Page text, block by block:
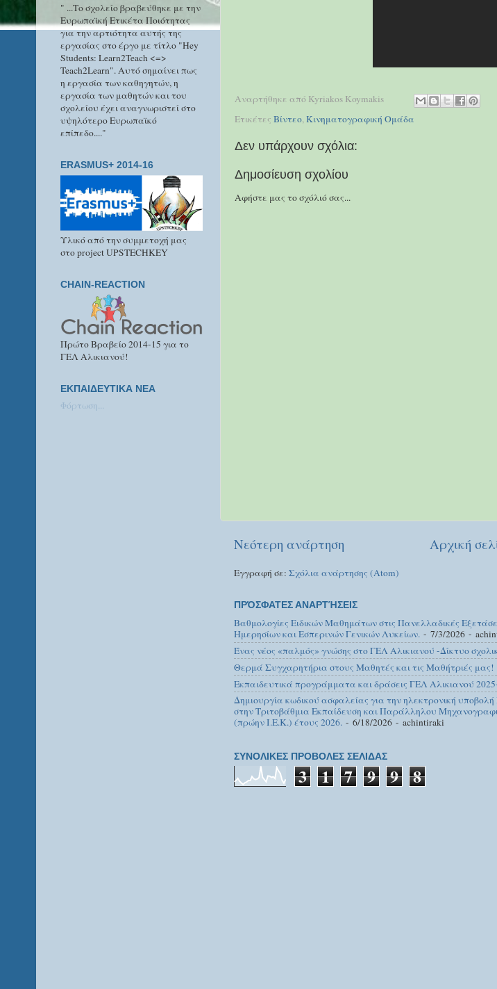
Αναρτήθηκε από Kyriakos Koymakis
Ετικέτες Βίντεο Κινηματογραφική Ομάδα
Δεν υπάρχουν σχόλια:
Δημοσίευση σχολίου
Αφήστε μας το σχόλιό σας...
Νεότερη ανάρτηση Αρχική
Εγγραφή σε: Σχόλια ανάρτησης (Atom)
ΠΡΌΣΦΑΤΕΣ ΑΝΑΡΤΉΣΕΙΣ
Βαθμολογίες Ειδικών Μαθημάτων στις Πανελλαδικές
Ημερησίων και Εσπερινών Γενικών Λυκείων. - 7/3/2026 -
Ένας νέος «παλμός» γνώσης στο ΓΕΛ Αλικιανού -Δίκτυο
Θερμά Συγχαρητήρια στους Μαθητές και τις Μαθήτριές μας!
Εκπαιδευτικά προγράμματα και δράσεις ΓΕΛ Αλικιανού
Δημιουργία κωδικού ασφαλείας για την ηλεκτρονική
στην Τριτοβάθμια Εκπαίδευση και Παράλληλου
(πρώην Ι.Ε.Κ.) έτους 2026. - 6/18/2026 - achintiraki
ΣΥΝΟΛΙΚΕΣ ΠΡΟΒΟΛΕΣ ΣΕΛΙΔΑΣ
3 1 7 9 9 8
" ...Το σχολείο βραβεύθηκε με την
Ευρωπαϊκή Ετικέτα Ποιότητας
για την αρτιότητα αυτής της
εργασίας στο έργο με τίτλο "Hey
Students: Learn2Teach <=>
Teach2Learn". Αυτό σημαίνει πως
η εργασία των καθηγητών, η
εργασία των μαθητών και του
σχολείου έχει αναγνωριστεί στο
υψηλότερο Ευρωπαϊκό
επίπεδο...."
ERASMUS+ 2014-16
Υλικό από την συμμετοχή μας
στο project UPSTECHKEY
CHAIN-REACTION
Πρώτο Βραβείο 2014-15 για το
ΓΕΛ Αλικιανού!
ΕΚΠΑΙΔΕΥΤΙΚΑ ΝΕΑ
Φόρτωση...